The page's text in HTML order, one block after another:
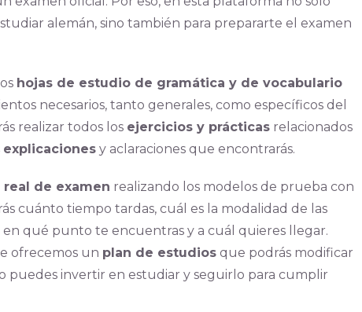
alemán, sino también para prepararte el examen
hojas de estudio de gramática y de vocabulario
necesarios, tanto generales, como específicos del
realizar todos los ejercicios y prácticas relacionados
explicaciones y aclaraciones que encontrarás.
de examen realizando los modelos de prueba con
cuánto tiempo tardas, cuál es la modalidad de las
qué punto te encuentras y a cuál quieres llegar.
ofrecemos un plan de estudios que podrás modificar
puedes invertir en estudiar y seguirlo para cumplir